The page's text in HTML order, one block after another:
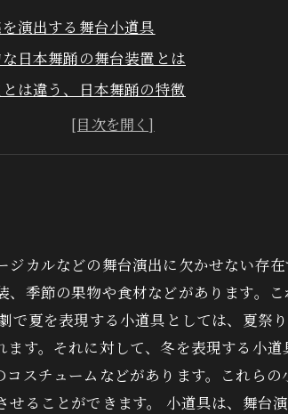
演出する舞台小道具
日本舞踊の舞台装置とは
は違う、日本舞踊の特徴
に込められた意味と重要性
具職人たちの技術と情熱
カルなどの舞台演出に欠かせない存
季節の果物や食材などがあります。
夏を表現する小道具としては、夏祭
す。それに対して、冬を表現する小
スチュームなどがあります。これらの
ることができます。 小道具は、舞台